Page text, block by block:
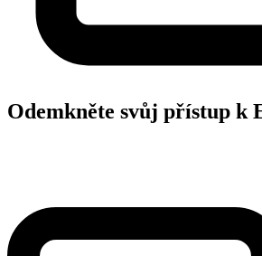
Odemkněte svůj přístup k